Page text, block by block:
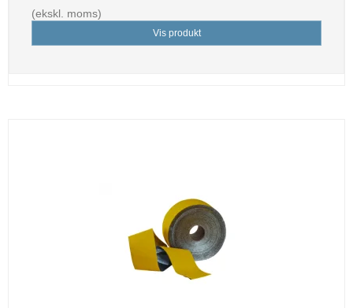
(ekskl. moms)
Vis produkt